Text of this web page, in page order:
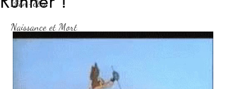
Bien-Être
Naissance et Mort